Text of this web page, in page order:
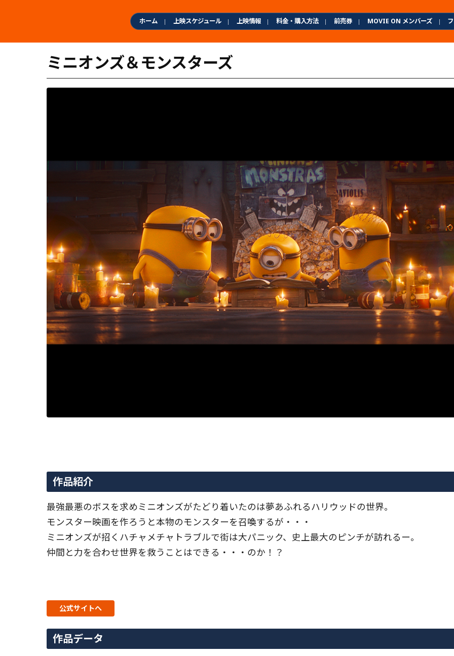
ス
ホーム 上映スケジュール 上映情報 料金・購入方法 前売券 MOVIE ON メンバーズ
ミニオンズ＆モンスターズ
作品紹介
最強最悪のボスを求めミニオンズがたどり着いたのは夢あふれるハリウッドの世界。
モンスター映画を作ろうと本物のモンスターを召喚するが・・・
ミニオンズが招くハチャメチャトラブルで街は大パニック、史上最大のピンチが訪れるー。
仲間と力を合わせ世界を救うことはできる・・・のか！？
公式サイトへ
作品データ